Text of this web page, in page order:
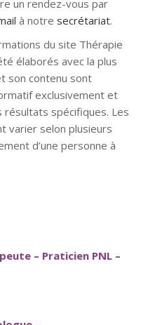
un rendez-vous par
à notre secrétariat.
du site Thérapie
élaborés avec la plus
son contenu sont
exclusivement et
résultats spécifiques. Les
varier selon plusieurs
d’une personne à
– Praticien PNL –